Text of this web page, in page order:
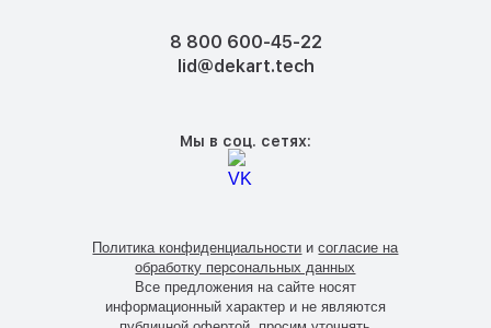
8 800 600-45-22
lid@dekart.tech
Мы в соц. сетях:
Все предложения на сайте носят
информационный характер и не являются
Политика конфиденциальности исогласие на
обработку персональных данных